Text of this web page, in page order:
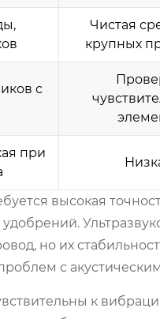
Чистая
крупных
с
при
высокая
но их
с
к